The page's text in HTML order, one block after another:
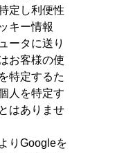
定し利便性
キー情報
ータに送り
お客様の使
特定するた
人を特定す
はありませ
りGoogleを